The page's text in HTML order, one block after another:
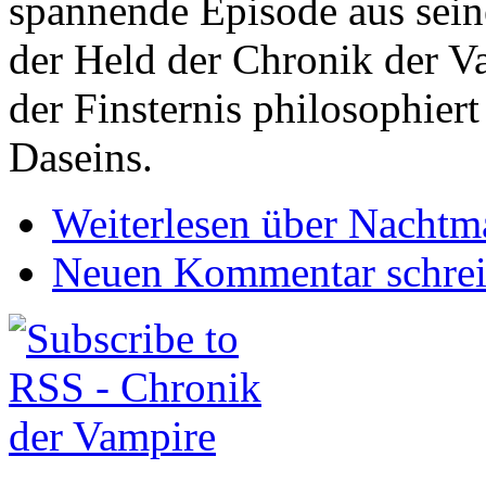
spannende Episode aus
der Held der Chronik der
der Finsternis
Daseins.
Weiterlesen über
Neuen Kommentar